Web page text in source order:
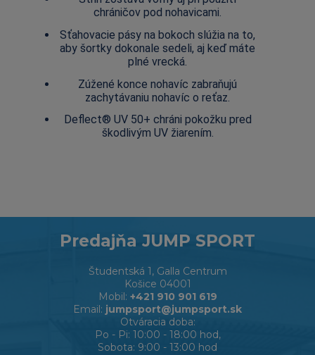
chráničov pod nohavicami.
Sťahovacie pásy na bokoch slúžia na to,
aby šortky dokonale sedeli, aj keď máte
plné vrecká.
Zúžené konce nohavíc zabraňujú
zachytávaniu nohavíc o reťaz.
Deflect® UV 50+ chráni pokožku pred
škodlivým UV žiarením.
Predajňa JUMP SPORT
Študentská 1, Galla Centrum
Košice 04001
Mobil: +421 910 901 619
Email: jumpsport@jumpsport.sk
Otváracia doba:
Po - Pi: 10:00 - 18:00 hod,
Sobota: 9:00 - 13:00 hod